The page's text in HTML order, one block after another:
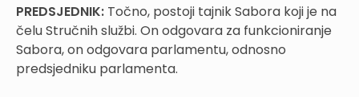
PREDSJEDNIK: Točno, postoji tajnik Sabora koji je na
čelu Stručnih službi. On odgovara za funkcioniranje
Sabora, on odgovara parlamentu, odnosno
predsjedniku parlamenta.